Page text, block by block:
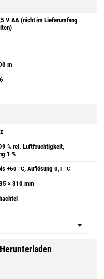
V AA (nicht im Lieferumfang
m
% rel. Luftfeuchtigkeit,
1 %
+60 °C, Auflösung 0,1 °C
× 310 mm